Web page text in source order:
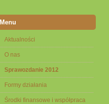
Menu
Aktualności
O nas
Sprawozdanie 2012
Formy działania
Środki finansowe i współpraca